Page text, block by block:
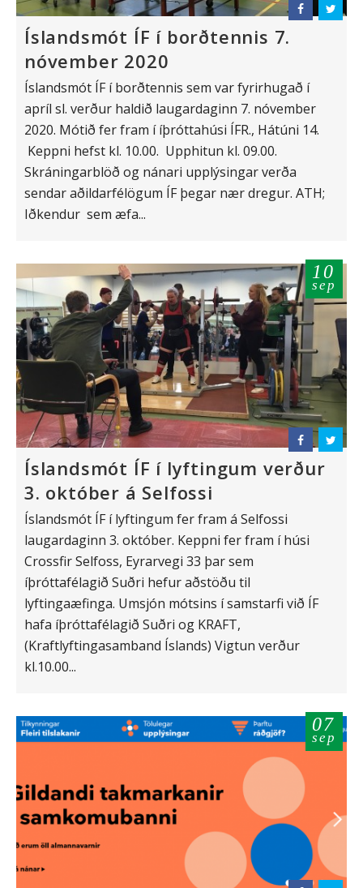
Íslandsmót ÍF í borðtennis 7.
nóvember 2020
Íslandsmót ÍF í borðtennis sem var fyrirhugað í
apríl sl. verður haldið laugardaginn 7. nóvember
2020. Mótið fer fram í íþróttahúsi ÍFR., Hátúni 14.
Keppni hefst kl. 10.00. Upphitun kl. 09.00.
Skráningarblöð og nánari upplýsingar verða
sendar aðildarfélögum ÍF þegar nær dregur. ATH;
Iðkendur sem æfa...
10
sep
Íslandsmót ÍF í lyftingum verður
3. október á Selfossi
Íslandsmót ÍF í lyftingum fer fram á Selfossi
laugardaginn 3. október. Keppni fer fram í húsi
Crossfir Selfoss, Eyrarvegi 33 þar sem
íþróttafélagið Suðri hefur aðstöðu til
lyftingaæfinga. Umsjón mótsins í samstarfi við ÍF
hafa íþróttafélagið Suðri og KRAFT,
(Kraftlyftingasamband Íslands) Vigtun verður
kl.10.00...
07
sep